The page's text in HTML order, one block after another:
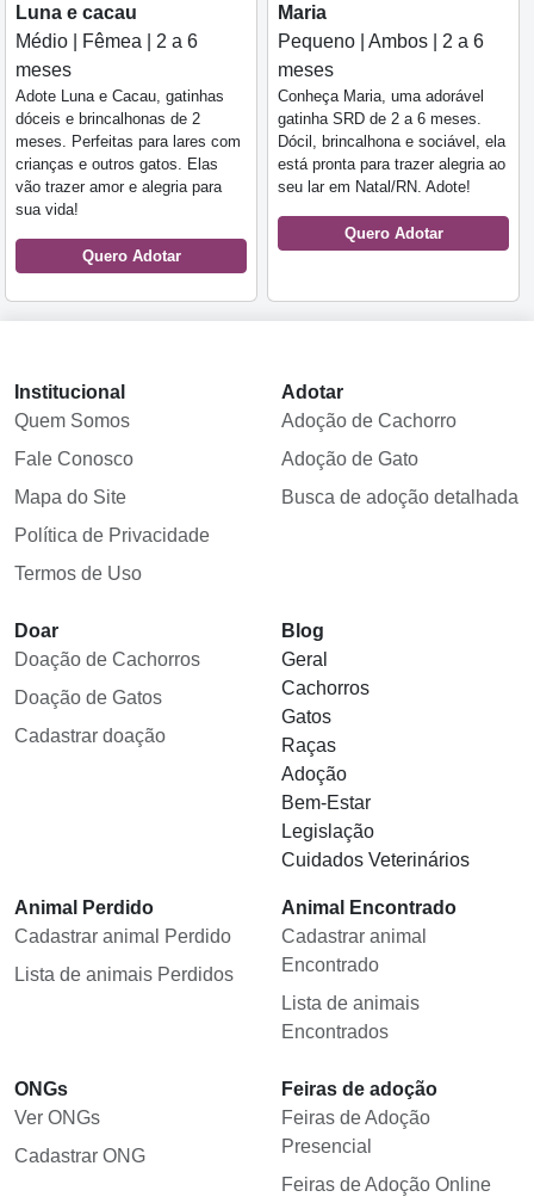
Luna e cacau
Médio | Fêmea | 2 a 6
meses
Adote Luna e Cacau, gatinhas
dóceis e brincalhonas de 2
meses. Perfeitas para lares com
crianças e outros gatos. Elas
vão trazer amor e alegria para
sua vida!
Quero Adotar
Maria
Pequeno | Ambos | 2 a 6
meses
Conheça Maria, uma adorável
gatinha SRD de 2 a 6 meses.
Dócil, brincalhona e sociável, ela
está pronta para trazer alegria ao
seu lar em Natal/RN. Adote!
Quero Adotar
Institucional
Quem Somos
Fale Conosco
Mapa do Site
Política de Privacidade
Termos de Uso
Adotar
Adoção de Cachorro
Adoção de Gato
Busca de adoção detalhada
Doar
Doação de Cachorros
Doação de Gatos
Cadastrar doação
Blog
Geral
Cachorros
Gatos
Raças
Adoção
Bem-Estar
Legislação
Cuidados Veterinários
Animal Perdido
Cadastrar animal Perdido
Lista de animais Perdidos
Animal Encontrado
Cadastrar animal
Encontrado
Lista de animais
Encontrados
ONGs
Ver ONGs
Cadastrar ONG
Feiras de adoção
Feiras de Adoção
Presencial
Feiras de Adoção Online